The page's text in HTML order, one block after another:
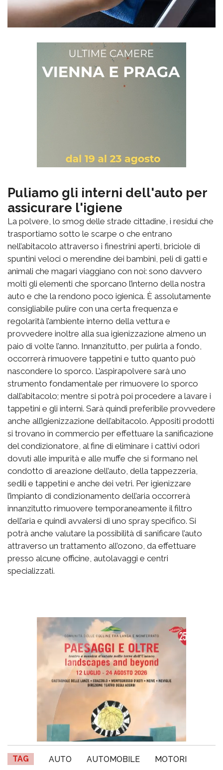
Puliamo gli interni dell'auto per
assicurare l'igiene
La polvere, lo smog delle strade cittadine, i residui che
trasportiamo sotto le scarpe o che entrano
nell’abitacolo attraverso i finestrini aperti, briciole di
spuntini veloci o merendine dei bambini, peli di gatti e
animali che magari viaggiano con noi: sono davvero
molti gli elementi che sporcano l’interno della nostra
auto e che la rendono poco igienica. È assolutamente
consigliabile pulire con una certa frequenza e
regolarità l’ambiente interno della vettura e
provvedere inoltre alla sua igienizzazione almeno un
paio di volte l’anno. Innanzitutto, per pulirla a fondo,
occorrerà rimuovere tappetini e tutto quanto può
nascondere lo sporco. L’aspirapolvere sarà uno
strumento fondamentale per rimuovere lo sporco
dall’abitacolo; mentre si potrà poi procedere a lavare i
tappetini e gli interni. Sarà quindi preferibile provvedere
anche all’igienizzazione dell’abitacolo. Appositi prodotti
si trovano in commercio per effettuare la sanificazione
del condizionatore, al fine di eliminare i cattivi odori
dovuti alle impurità e alle muffe che si formano nel
condotto di areazione dell’auto, della tappezzeria,
sedili e tappetini e anche dei vetri. Per igienizzare
l’impianto di condizionamento dell’aria occorrerà
innanzitutto rimuovere temporaneamente il filtro
dell’aria e quindi avvalersi di uno spray specifico. Si
potrà anche valutare la possibilità di sanificare l’auto
attraverso un trattamento all’ozono, da effettuare
presso alcune officine, autolavaggi e centri
specializzati.
TAG AUTO AUTOMOBILE MOTORI